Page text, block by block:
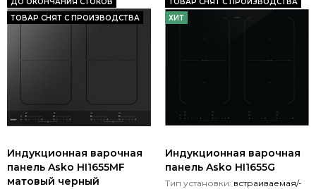
ТОВАР СНЯТ С ПРОИЗВОДСТВА
Индукционная варочная
панель Asko HI1655MF
матовый черный
ХИТ
Индукционная варочная
панель Asko HI1655G
Тип установки: встраиваемая/-